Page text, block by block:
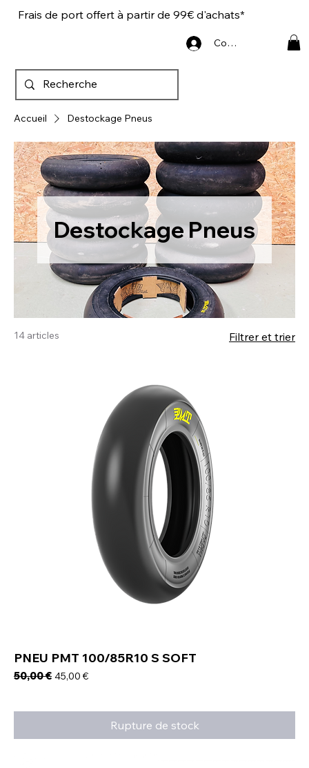
Frais de port offert à partir de 99€ d'achats*
Connexion
Accueil Destockage Pneus
Destockage Pneus
14 articles Filtrer et trier
PNEU PMT 100/85R10 S SOFT
Prix original
50,00 € Prix promotionnel
45,00 €
Rupture de stock